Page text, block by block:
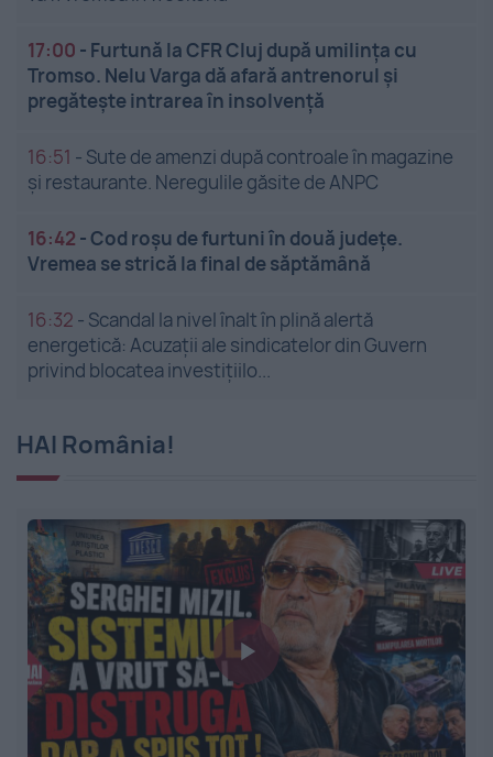
17:00 - Furtună la CFR Cluj după umilința cu
Tromso. Nelu Varga dă afară antrenorul și
pregătește intrarea în insolvență
16:51 - Sute de amenzi după controale în magazine
și restaurante. Neregulile găsite de ANPC
16:42 -Cod roșu de furtuni în două județe.
Vremea se strică la final de săptămână
16:32 - Scandal la nivel înalt în plină alertă
energetică: Acuzații ale sindicatelor din Guvern
privind blocatea investițiilo...
HAI România!